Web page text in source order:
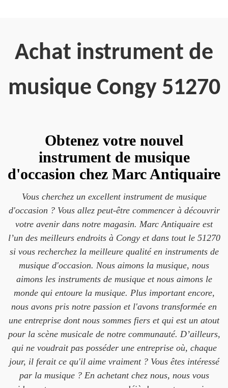
Achat instrument de
musique Congy 51270
Obtenez votre nouvel
instrument de musique
d'occasion chez Marc Antiquaire
Vous cherchez un excellent instrument de musique
d'occasion ? Vous allez peut-être commencer à découvrir
votre avenir dans notre magasin. Marc Antiquaire est
l’un des meilleurs endroits à Congy et dans tout le 51270
si vous recherchez la meilleure qualité en instruments de
musique d'occasion. Nous aimons la musique, nous
aimons les instruments de musique et nous aimons le
monde qui entoure la musique. Plus important encore,
nous avons pris notre passion et l'avons transformée en
une entreprise dont nous sommes fiers et qui est un atout
pour la scène musicale de notre communauté. D’ailleurs,
qui ne voudrait pas posséder une entreprise où, chaque
jour, il ferait ce qu'il aime vraiment ? Vous êtes intéressé
par la musique ? En achetant chez nous, nous vous